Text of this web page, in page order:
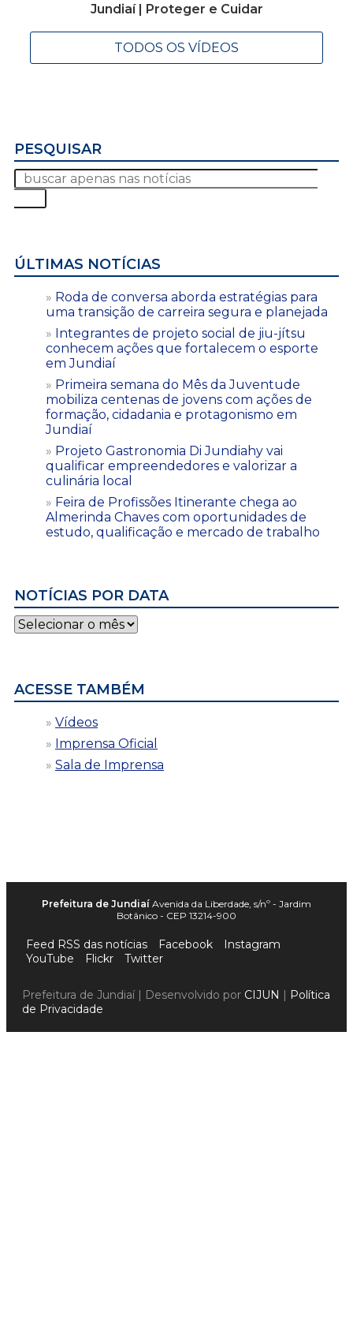
Jundiaí | Proteger e Cuidar
TODOS OS VÍDEOS
PESQUISAR
ÚLTIMAS NOTÍCIAS
Roda de conversa aborda estratégias para
uma transição de carreira segura e planejada
Integrantes de projeto social de jiu-jítsu
conhecem ações que fortalecem o esporte
em Jundiaí
Primeira semana do Mês da Juventude
mobiliza centenas de jovens com ações de
formação, cidadania e protagonismo em
Jundiaí
Projeto Gastronomia Di Jundiahy vai
qualificar empreendedores e valorizar a
culinária local
Feira de Profissões Itinerante chega ao
Almerinda Chaves com oportunidades de
estudo, qualificação e mercado de trabalho
NOTÍCIAS POR DATA
Notícias
por
ACESSE TAMBÉM
Vídeos
Imprensa Oficial
Sala de Imprensa
Prefeitura de Jundiaí Avenida da Liberdade, s/nº - Jardim
Botânico - CEP 13214-900
Feed RSS das notícias Facebook
Instagram
YouTube
Flickr Twitter
Prefeitura de Jundiaí | Desenvolvido por CIJUN | Política
de Privacidade